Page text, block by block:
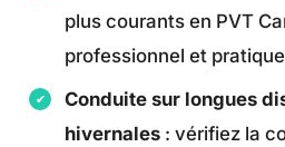
plus courants en PVT
professionnel et
Conduite sur longues
hivernales : vérifiez la